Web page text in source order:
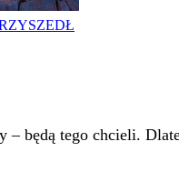
będą tego chcieli.